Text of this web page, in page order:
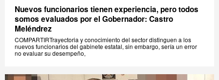
Nuevos funcionarios tienen experiencia, pero todos
somos evaluados por el Gobernador: Castro
Meléndrez
COMPARTIRTrayectoria y conocimiento del sector distinguen a los
nuevos funcionarios del gabinete estatal, sin embargo, sería un error
no evaluar su desempeño,